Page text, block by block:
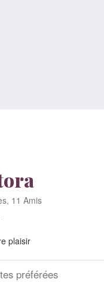
11 Amis
plaisir
préférées